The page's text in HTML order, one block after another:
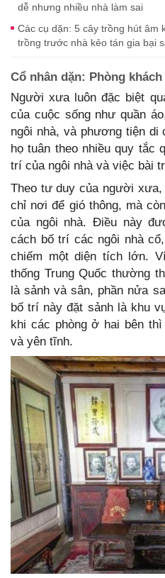
dễ nhưng nhiều nhà làm sai
Các cụ dặn: 5 cây trồng hút âm
trồng trước nhà kẻo tán gia bại
Cổ nhân dặn: Phòng
Người xưa luôn đặc biệt
của cuộc sống như quần
ngôi nhà, và phương tiện di
họ tuân theo nhiều quy tắc
trí của ngôi nhà và việc bài
Theo tư duy của người
chỉ nơi để gió thông, mà
của ngôi nhà. Điều này
cách bố trí các ngôi nhà
chiếm một diện tích lớn.
thống Trung Quốc thường
là sảnh và sân, phần nửa
bố trí này đặt sảnh là khu
khi các phòng ở hai bên
và yên tĩnh.